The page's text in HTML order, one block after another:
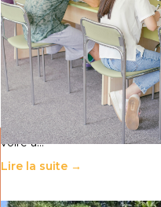
qui met à mal la
républicaine
11 juillet 2026- National
Le projet de loi sur la
l’enseignement supérieur
en lumière l’amplification
système qui relègue l’acte
pédagogique au
voire à…
Lire la suite →